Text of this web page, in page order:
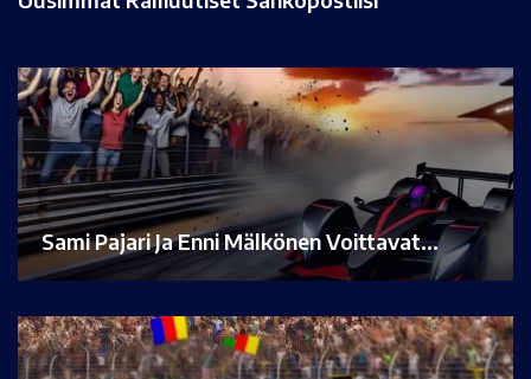
Sami Pajari Ja Enni Mälkönen Voittavat…